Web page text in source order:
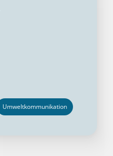
Umweltkommunikation